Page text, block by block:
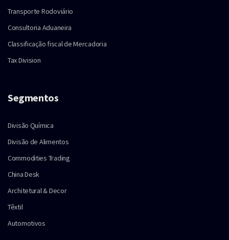
Transporte Rodoviário
Consultoria Aduaneira
Classificação fiscal de Mercadoria
Tax Division
Segmentos
Divisão Química
Divisão de Alimentos
Commodities Trading
China Desk
Architetural & Decor
Têxtil
Automotivos